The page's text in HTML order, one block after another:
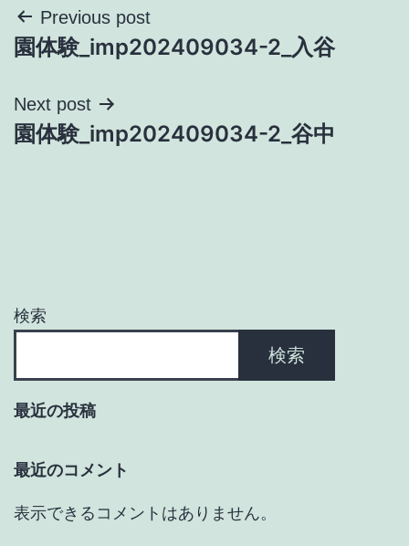
投
稿
ナ
ビ
ョ
Previous post
園体験_imp202409034-2_入谷
Next post
園体験_imp202409034-2_谷中
検索
検索
最近の投稿
最近のコメント
表示できるコメントはありません。